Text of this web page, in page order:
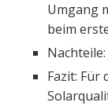
Umgang
beim
Fazit: Für